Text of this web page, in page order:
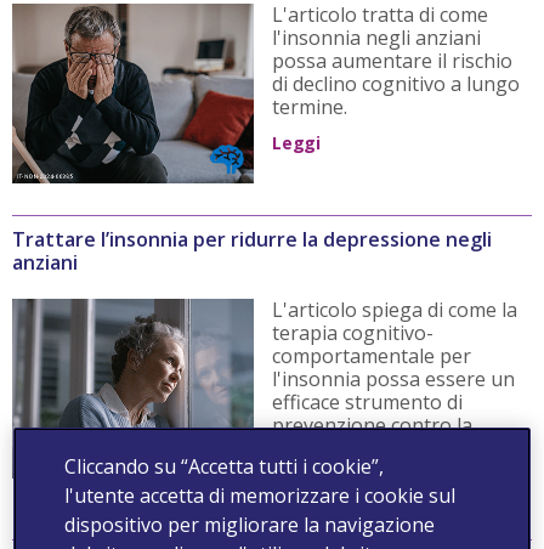
L'articolo tratta di come
l'insonnia negli anziani
possa aumentare il rischio
di declino cognitivo a lungo
termine.
Leggi
Trattare l’insonnia per ridurre la depressione negli
anziani
L'articolo spiega di come la
terapia cognitivo-
comportamentale per
l'insonnia possa essere un
efficace strumento di
prevenzione contro la
Leggi
Cliccando su “Accetta tutti i cookie”,
l'utente accetta di memorizzare i cookie sul
dispositivo per migliorare la navigazione